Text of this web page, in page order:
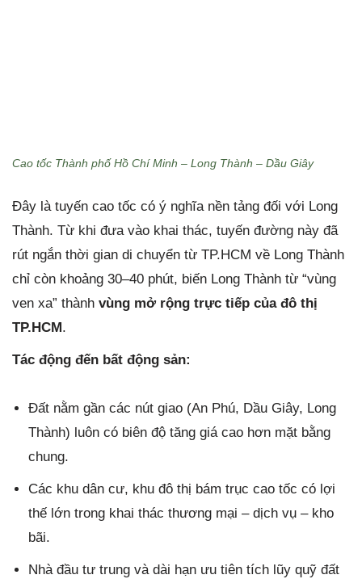
Cao tốc Thành phố Hồ Chí Minh – Long Thành – Dầu Giây
Đây là tuyến cao tốc có ý nghĩa nền tảng đối với Long
Thành. Từ khi đưa vào khai thác, tuyến đường này đã
rút ngắn thời gian di chuyển từ TP.HCM về Long Thành
chỉ còn khoảng 30–40 phút, biến Long Thành từ “vùng
ven xa” thành vùng mở rộng trực tiếp của đô thị
TP.HCM .
Tác động đến bất động sản:
Đất nằm gần các nút giao (An Phú, Dầu Giây, Long
Thành) luôn có biên độ tăng giá cao hơn mặt bằng
chung.
Các khu dân cư, khu đô thị bám trục cao tốc có lợi
thế lớn trong khai thác thương mại – dịch vụ – kho
bãi.
Nhà đầu tư trung và dài hạn ưu tiên tích lũy quỹ đất